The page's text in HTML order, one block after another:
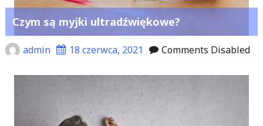
Czym są myjki ultradźwiękowe?
admin 18 czerwca, 2021 Comments Disabled